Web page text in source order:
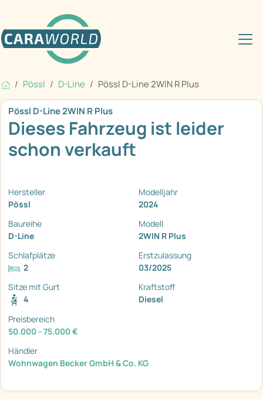
Pössl D-Line Pössl D-Line 2WIN R Plus
Pössl D-Line 2WIN R Plus
Dieses Fahrzeug ist leider
schon verkauft
Hersteller
Pössl
Modelljahr
2024
Baureihe
D-Line
Modell
2WIN R Plus
Schlafplätze
2
Erstzulassung
03/2025
Sitze mit Gurt
4
Kraftstoff
Diesel
Preisbereich
50.000 - 75.000 €
Händler
Wohnwagen Becker GmbH & Co. KG